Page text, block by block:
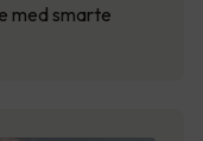
med smarte